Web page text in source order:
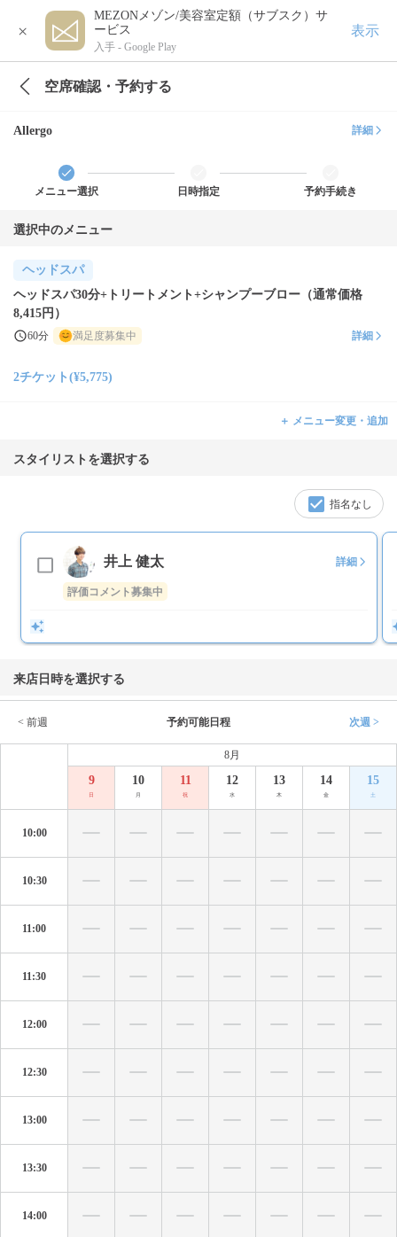
×
MEZONメゾン/美容室定額（サブスク）サ
ービス
入手 - Google Play
表示
空席確認・予約する
Allergo 詳細
メニュー選択 日時指定 予約手続き
選択中のメニュー
ヘッドスパ
ヘッドスパ30分+トリートメント+シャンプーブロー（通常価格
8,415円）
60分 満足度募集中 詳細
2チケット(¥5,775)
＋ メニュー変更・追加
スタイリストを選択する
指名なし
井上 健太 詳細
評価コメント募集中
来店日時を選択する
< 前週 予約可能日程 次週 >
8月
9
日
10
月
11
祝
12
水
13
木
14
金
15
土
10:00
10:30
11:00
11:30
12:00
12:30
13:00
13:30
14:00